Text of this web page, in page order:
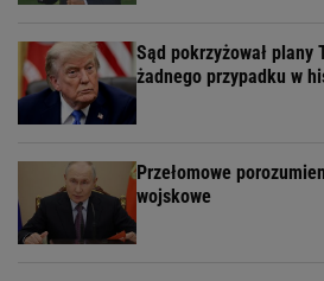
Sąd pokrzyżował plany
żadnego przypadku w
Przełomowe
wojskowe